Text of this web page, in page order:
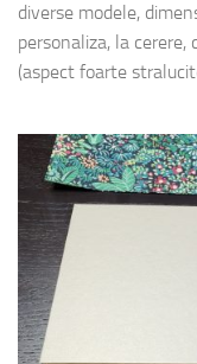
diverse modele,
personaliza, la cerere,
(aspect foarte